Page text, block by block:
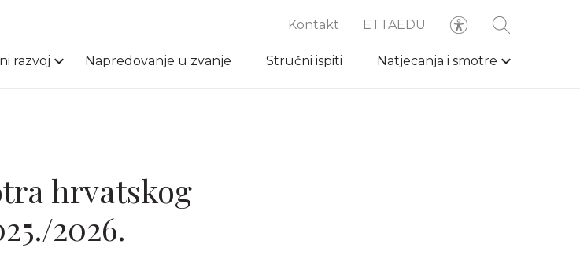
Kontakt ETTAEDU
razvoj Napredovanje u zvanje Stručni ispiti Natjecanja i smotre
hrvatskog
2026.